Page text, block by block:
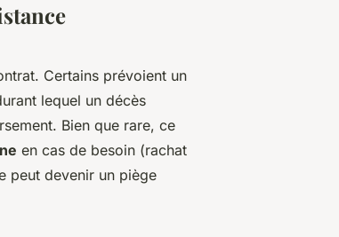
Certains prévoient un
lequel un décès
Bien que rare, ce
en cas de besoin (rachat
peut devenir un piège